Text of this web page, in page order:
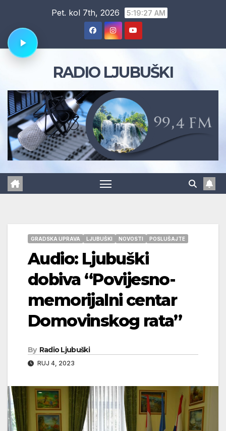
content
Pet. kol 7th, 2026 5:19:28 AM
RADIO LJUBUŠKI
GRADSKA UPRAVA LJUBUŠKI NOVOSTI POSLUŠAJTE
Audio: Ljubuški
dobiva “Povijesno-
memorijalni centar
Domovinskog rata”
By Radio Ljubuški
RUJ 4, 2023